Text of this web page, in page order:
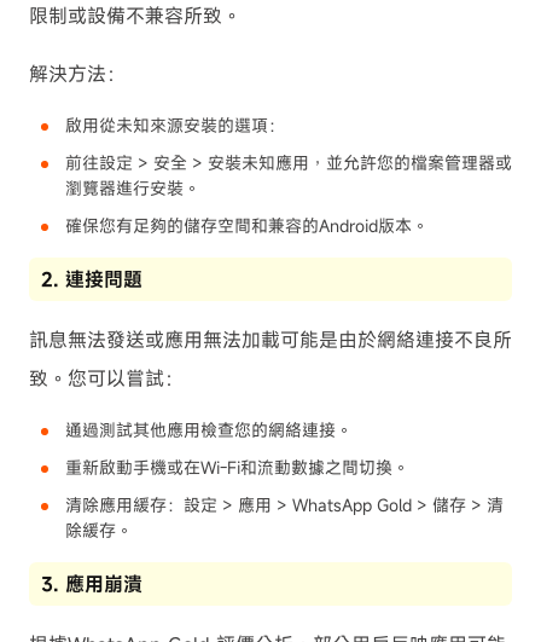
限制或設備不兼容所致。
解決方法：
啟用從未知來源安裝的選項：
前往設定 > 安全 > 安裝未知應用，並允許您的檔案管理器或
瀏覽器進行安裝。
確保您有足夠的儲存空間和兼容的Android版本。
2. 連接問題
訊息無法發送或應用無法加載可能是由於網絡連接不良所
致。您可以嘗試：
通過測試其他應用檢查您的網絡連接。
重新啟動手機或在Wi-Fi和流動數據之間切換。
清除應用緩存：設定 > 應用 > WhatsApp Gold > 儲存 > 清
除緩存。
3. 應用崩潰